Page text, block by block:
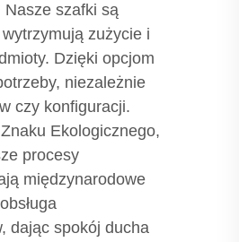
Nasze szafki są
zużycie i
Dzięki opcjom
niezależnie
czy konfiguracji.
Ekologicznego,
procesy
międzynarodowe
dając spokój ducha